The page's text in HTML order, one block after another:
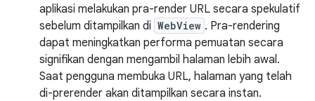
aplikasi melakukan pra-render URL secara spekulatif
sebelum ditampilkan di WebView . Pra-rendering
dapat meningkatkan performa pemuatan secara
signifikan dengan mengambil halaman lebih awal.
Saat pengguna membuka URL, halaman yang telah
di-prerender akan ditampilkan secara instan.